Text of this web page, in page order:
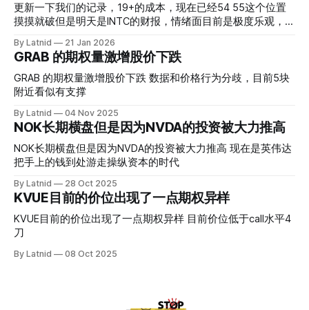
更新一下我们的记录，19+的成本，现在已经54 55这个位置
摸摸就破但是明天是INTC的财报，情绪面目前是极度乐观，反
是突破前的支撑CC感觉可以做，放远些, 因为18A的经验还未
真正得到普遍大众的关注，当然财报可以继续出新消息顶一下
压力位置。 数据在70驻扎 整体呈现 47 – 60 短期位置
By Latnid 21 Jan 2026
GRAB 的期权量激增股价下跌
GRAB 的期权量激增股价下跌 数据和价格行为分歧，目前5块
附近看似有支撑
By Latnid 04 Nov 2025
NOK长期横盘但是因为NVDA的投资被大力推高
NOK长期横盘但是因为NVDA的投资被大力推高 现在是英伟达
把手上的钱到处游走操纵资本的时代
By Latnid 28 Oct 2025
KVUE目前的价位出现了一点期权异样
KVUE目前的价位出现了一点期权异样 目前价位低于call水平4
刀
By Latnid 08 Oct 2025